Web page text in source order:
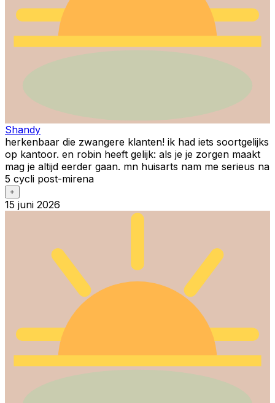
Shandy
herkenbaar die zwangere klanten! ik had iets soortgelijks
op kantoor. en robin heeft gelijk: als je je zorgen maakt
mag je altijd eerder gaan. mn huisarts nam me serieus na
5 cycli post-mirena
+
15 juni 2026